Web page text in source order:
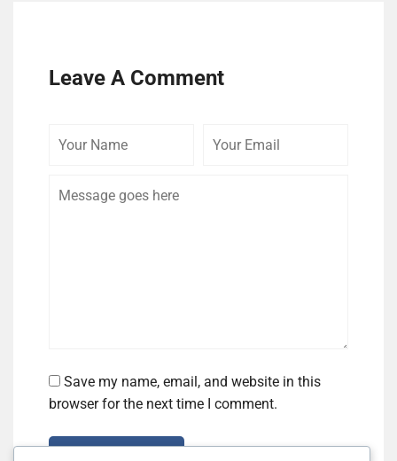
Leave A Comment
Save my name, email, and website in this
browser for the next time I comment.